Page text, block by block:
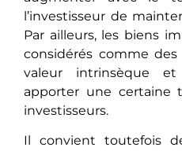
l’investisseur de
Par aillеurs, les biens
considérés comme
valeur intrinsèque
apportеr une certaine
investisseurs.
Il convient toutefois